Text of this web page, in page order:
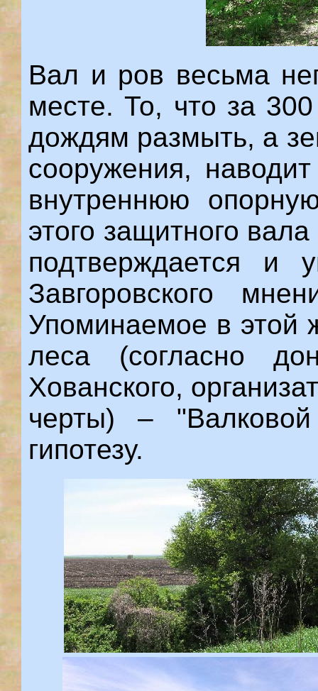
Вал и ров весьма
месте. То, что за
дождям размыть, а
сооружения,
внутреннюю
этого защитного
подтверждается и
Завгоровского
Упоминаемое в этой
леса (согласно
Хованского,
черты) –
гипотезу.